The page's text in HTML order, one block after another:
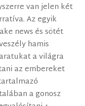
van jelen két
Az egyik
news és sötét
hamis
a világra
az embereket
a gonosz